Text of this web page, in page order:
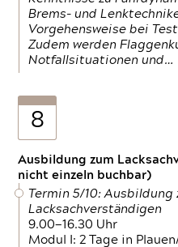
Brems- und
Vorgehensweise bei
Zudem werden
Notfallsituationen und…
8
Ausbildung zum
nicht einzeln buchbar)
Termin 5/10: Ausbildung
Lacksachverständigen
9.00—16.30 Uhr
Modul I: 2 Tage in